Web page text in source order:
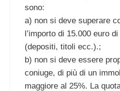
sono:
a) non si deve superare
l’importo di 15.000 euro
(depositi, titoli ecc.).;
b) non si deve essere
coniuge, di più di un
maggiore al 25%. La